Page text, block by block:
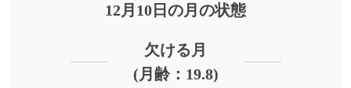
12月10日の月の状態
欠ける月
(月齢：19.8)